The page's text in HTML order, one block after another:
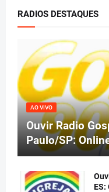
RADIOS DESTAQUES
AO VIVO
Ouvir Radio
Paulo/SP:
ES: